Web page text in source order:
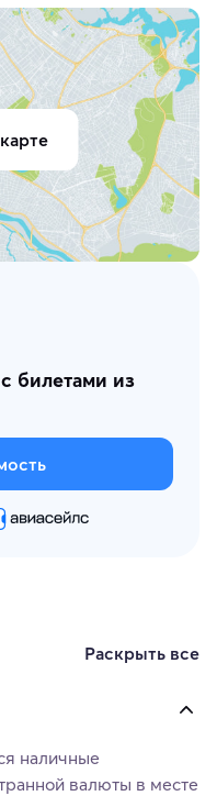
билетами из
Раскрыть все
наличные
валюты в месте